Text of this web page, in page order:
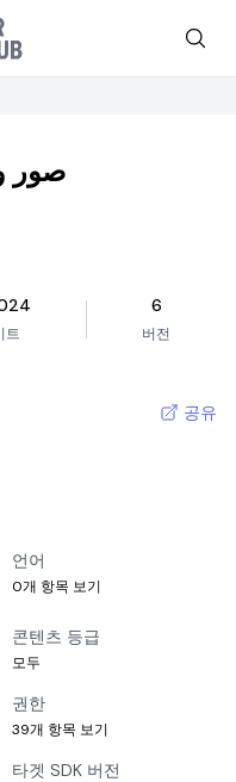
صور و
트
6
버전
공유
언어
0개 항목 보기
콘텐츠 등급
모두
권한
39개 항목 보기
타겟 SDK 버전